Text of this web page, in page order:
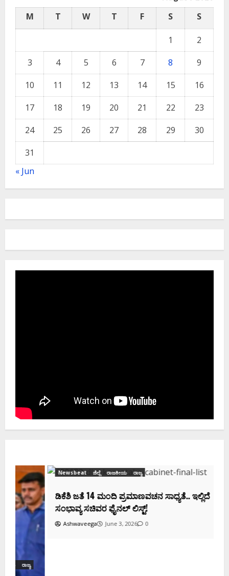
M T W T F S S
1
2
3
4 5 6 7 8
9
10
11 12 13 14 15
16
17
18 19 20 21 22
23
24
25 26 27 28 29
30
31
« Jun
Newsbeat ಜಿಲ್ಲೆ ರಾಜಕೀಯ ರಾಜ್ಯ
ಡಿಕೆಶಿ ಜತೆ 14 ಮಂದಿ ಪ್ರಮಾಣವಚನ ಸಾಧ್ಯತೆ.. ಇಲ್ಲಿದೆ
ಸಂಭಾವ್ಯ ಸಚಿವರ ಫೈನಲ್ ಲಿಸ್ಟ್‌!
Ashwaveega June 3, 2026 0